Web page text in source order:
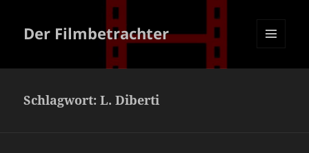
Der Filmbetrachter
Schlagwort:L. Diberti